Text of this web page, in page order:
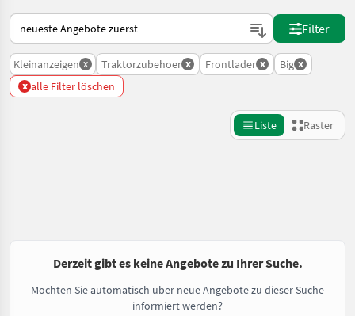
So wird auf Landwirt.com sortiert
Filter
Kleinanzeigen x Traktorzubehoer x Frontlader x Big x
x alle Filter löschen
Liste Raster
Derzeit gibt es keine Angebote zu Ihrer Suche.
Möchten Sie automatisch über neue Angebote zu dieser Suche
informiert werden?